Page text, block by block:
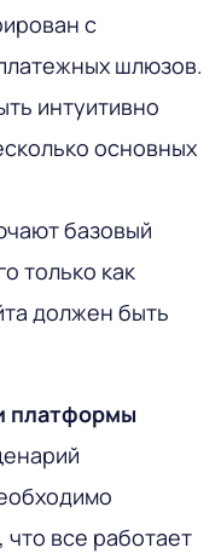
с
шлюзов.
интуитивно
основных
базовый
только как
должен быть
платформы
что все работает